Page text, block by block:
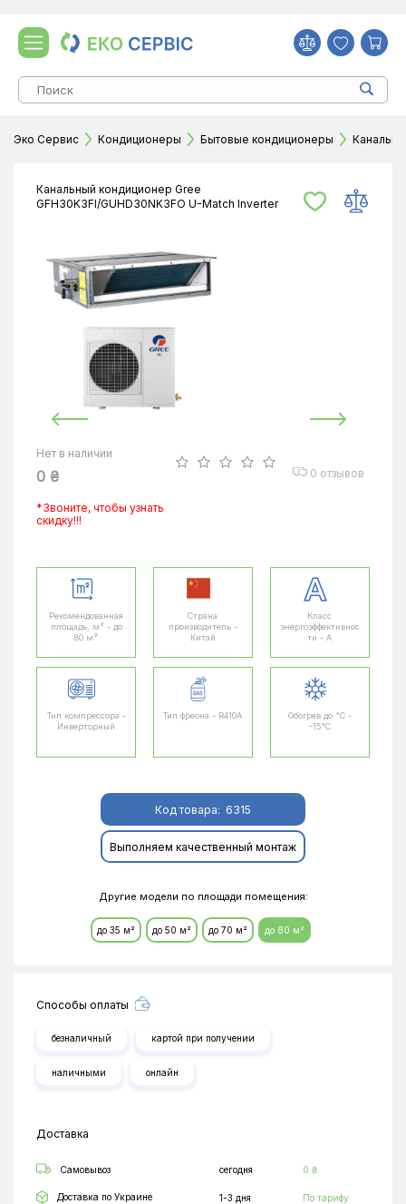
Эко Сервис Кондиционеры Бытовые кондиционеры
Канальный кондиционер Gree
GFH30K3FI/GUHD30NK3FO U-Match Inverter
Нет в наличии
0 ₴
*Звоните, чтобы узнать
скидку!!!
0 отзывов
Рекомендованная
площадь, м² - до
80 м²
Страна
производитель -
Китай
Класс
энергоэффективнос
ти - A
Тип компрессора -
Инверторный
Тип фреона - R410A
Обогрев до °C -
-15°C
Код товара: 6315
Выполняем качественный монтаж
Другие модели по площади помещения:
до 35 м² до 50 м² до 70 м² до 80 м²
Способы оплаты
безналичный картой при получении
наличными онлайн
Доставка
Самовывоз сегодня 0 ₴
Доставка по Украине 1-3 дня По тарифу